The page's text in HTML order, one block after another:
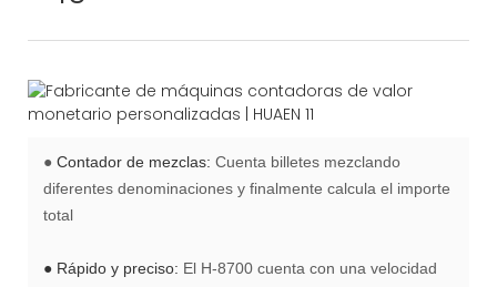
● Contador de mezclas: Cuenta billetes mezclando
diferentes denominaciones y finalmente calcula el importe
total
● Rápido y preciso: El H-8700 cuenta con una velocidad